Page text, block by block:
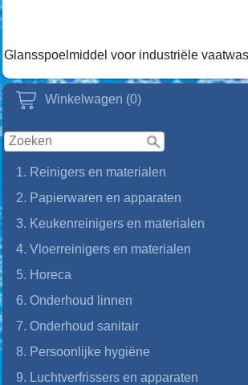
Winkelwagen (0)
1. Reinigers en materialen
2. Papierwaren en apparaten
3. Keukenreinigers en materialen
4. Vloerreinigers en materialen
5. Horeca
6. Onderhoud linnen
7. Onderhoud sanitair
8. Persoonlijke hygiëne
9. Luchtverfrissers en apparaten
Glansspoelmiddel voor industriële